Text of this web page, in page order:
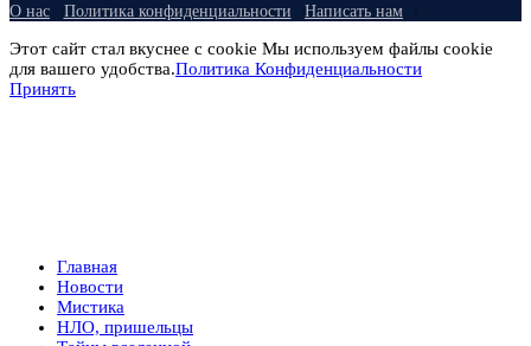
О нас Политика конфиденциальности Написать нам
Этот сайт стал вкуснее с cookie Мы используем файлы cookie
для вашего удобства.Политика Конфиденциальности
Принять
Главная
Новости
Мистика
НЛО, пришельцы